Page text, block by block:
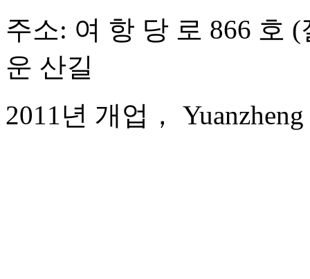
주소: 여 항 당 로 866 호
운 산길
2011년 개업，